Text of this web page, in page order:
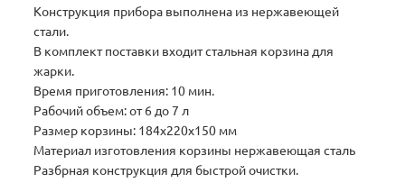
Конструкция прибора выполнена из нержавеющей
стали.
В комплект поставки входит стальная корзина для
жарки.
Время приготовления: 10 мин.
Рабочий объем: от 6 до 7 л
Размер корзины: 184x220x150 мм
Материал изготовления корзины нержавеющая сталь
Разбрная конструкция для быстрой очистки.